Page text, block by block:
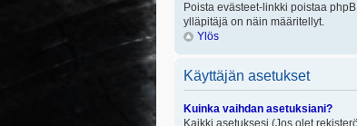
Poista evästeet-linkki poistaa
ylläpitäjä on näin määritellyt.
Ylös
Käyttäjän asetukset
Kuinka vaihdan asetuksiani?
Kaikki asetuksesi (Jos olet